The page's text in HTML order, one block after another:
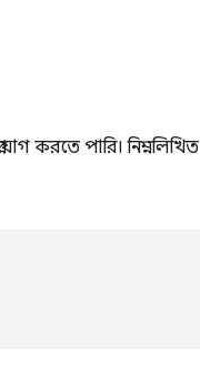
করতে পারি। নিম্নলিখিত